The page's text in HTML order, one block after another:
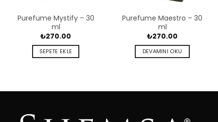
Purefume Mystify – 30
ml
₺270.00
SEPETE EKLE
Purefume Maestro – 30
ml
₺270.00
DEVAMINI OKU